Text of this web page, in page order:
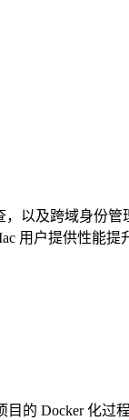
，以及跨域身份
用户提供性能提
目的 Docker 化过